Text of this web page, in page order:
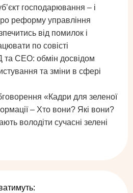
господарювання – і
реформу управління
від помилок і
по совісті
СЕО: обмін досвідом
та зміни в сфері
«Кадри для зеленої
– Хто вони? Які вони?
володіти сучасні зелені